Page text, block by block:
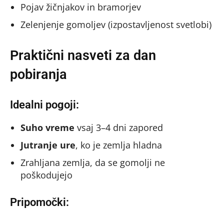
Pojav žičnjakov in bramorjev
Zelenjenje gomoljev (izpostavljenost svetlobi)
Praktični nasveti za dan
pobiranja
Idealni pogoji:
Suho vreme vsaj 3–4 dni zapored
Jutranje ure, ko je zemlja hladna
Zrahljana zemlja, da se gomolji ne
poškodujejo
Pripomočki: